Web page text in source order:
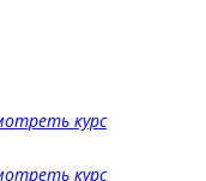
курс
курс